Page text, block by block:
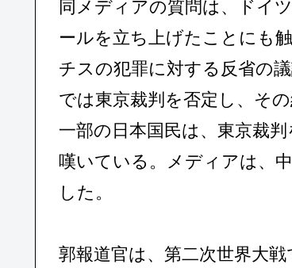
同メディアの質問は、ドイ
ールを立ち上げたことにも
チスの犯罪に対する反省の
では東京裁判を否定し、そ
一部の日本国民は、東京裁
嘆いている。メディアは、
した。
郭報道官は、第二次世界大